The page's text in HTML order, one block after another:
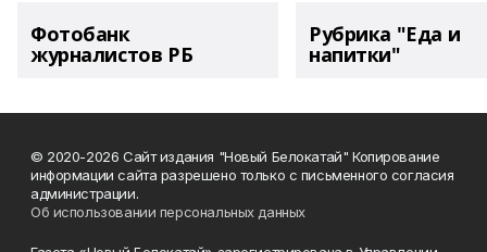
Фотобанк
журналистов РБ
Рубрика "Еда и
напитки"
© 2020-2026 Сайт издания "Новый Белокатай" Копирование
информации сайта разрешено только с письменного согласия
администрации.
Об использовании персональных данных